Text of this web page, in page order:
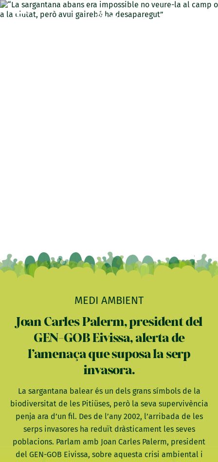
MEDI AMBIENT
Joan Carles Palerm, president del
GEN-GOB Eivissa, alerta de
l’amenaça que suposa la serp
invasora.
La sargantana balear és un dels grans símbols de la
biodiversitat de les Pitiüses, però la seva supervivència
penja ara d’un fil. Des de l’any 2002, l’arribada de les
serps invasores ha reduït dràsticament les seves
poblacions. Parlam amb Joan Carles Palerm, president
del GEN-GOB Eivissa, sobre aquesta crisi ambiental i